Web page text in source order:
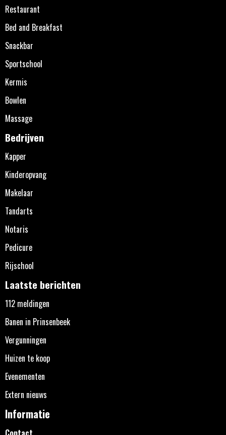
Restaurant
Bed and Breakfast
Snackbar
Sportschool
Kermis
Bowlen
Massage
Bedrijven
Kapper
Kinderopvang
Makelaar
Tandarts
Notaris
Pedicure
Rijschool
Laatste berichten
112 meldingen
Banen in Prinsenbeek
Vergunningen
Huizen te koop
Evenementen
Extern nieuws
Informatie